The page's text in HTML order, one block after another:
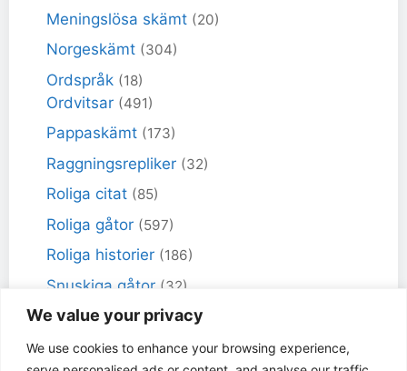
We value your privacy
We use cookies to enhance your browsing experience,
Meningslösa skämt (20)
Norgeskämt (304)
Ordspråk (18)
Ordvitsar (491)
Pappaskämt (173)
Raggningsrepliker (32)
Roliga citat (85)
Roliga gåtor (597)
Roliga historier (186)
Snuskiga gåtor (32)
Snuskiga skämt(98)
Sportskämt (18)